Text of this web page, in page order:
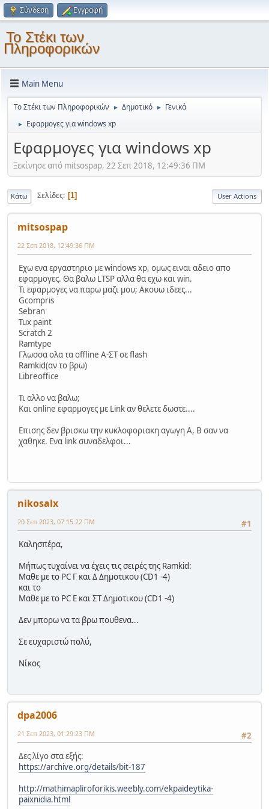
Σύνδεση Εγγραφή
Το Στέκι των
Πληροφορικών
Main Menu
Το Στέκι των Πληροφορικών ► Δημοτικό ► Γενικά
► Εφαρμογες για windows xp
Εφαρμογες για windows xp
Ξεκίνησε από mitsospap, 22 Σεπ 2018, 12:49:36 ΠΜ
Κάτω Σελίδες 1 User Actions
mitsospap
22 Σεπ 2018, 12:49:36 ΠΜ
Εχω ενα εργαστηριο με windows xp, ομως ειναι αδειο απο
εφαρμογες. Θα βαλω LTSP αλλα θα εχω και win.
Τι εφαρμογες να παρω μαζι μου; Ακουω ιδεες...
Gcompris
Sebran
Tux paint
Scratch 2
Ramtype
Γλωσσα ολα τα offline Α-ΣΤ σε flash
Ramkid(αν το βρω)
Libreoffice
Τι αλλο να βαλω;
Και online εφαρμογες με Link αν θελετε δωστε....
Επισης δεν βρισκω την κυκλοφοριακη αγωγη Α, Β σαν να
χαθηκε. Ενα link συναδελφοι...
nikosalx
#1
20 Σεπ 2023, 07:15:22 ΠΜ
Καλησπέρα,
Μήπως τυχαίνει να έχεις τις σειρές της Ramkid:
Μαθε με το PC Γ και Δ Δημοτικου (CD1 -4)
και το
Μαθε με το PC Ε και ΣΤ Δημοτικου (CD1 -4)
Δεν μπορω να τα βρω πουθενα...
Σε ευχαριστώ πολύ,
Νίκος
dpa2006
#2
21 Σεπ 2023, 01:29:23 ΠΜ
Δες λίγο στα εξής:
https://archive.org/details/bit-187
http://mathimapliroforikis.weebly.com/ekpaideytika-
paixnidia.html